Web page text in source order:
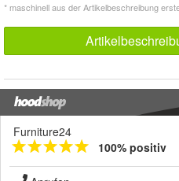
* maschinell aus der Artikelbeschreibung
Furniture24
100% positiv